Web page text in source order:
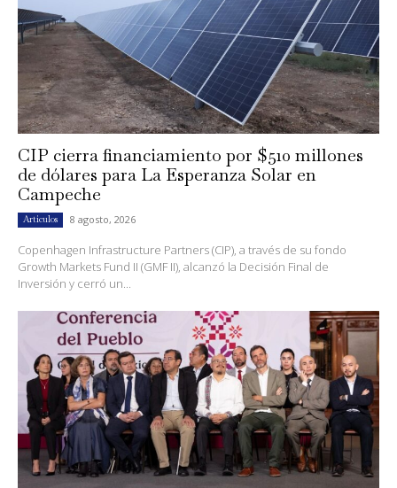
CIP cierra financiamiento por $510 millones
de dólares para La Esperanza Solar en
Campeche
Artículos 8 agosto, 2026
Copenhagen Infrastructure Partners (CIP), a través de su fondo
Growth Markets Fund II (GMF II), alcanzó la Decisión Final de
Inversión y cerró un...